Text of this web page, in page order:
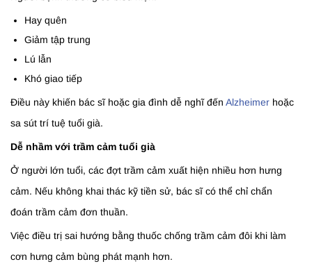
Hay quên
Giảm tập trung
Lú lẫn
Khó giao tiếp
Điều này khiến bác sĩ hoặc gia đình dễ nghĩ đến Alzheimer hoặc
sa sút trí tuệ tuổi già.
Dễ nhầm với trầm cảm tuổi già
Ở người lớn tuổi, các đợt trầm cảm xuất hiện nhiều hơn hưng
cảm. Nếu không khai thác kỹ tiền sử, bác sĩ có thể chỉ chẩn
đoán trầm cảm đơn thuần.
Việc điều trị sai hướng bằng thuốc chống trầm cảm đôi khi làm
cơn hưng cảm bùng phát mạnh hơn.